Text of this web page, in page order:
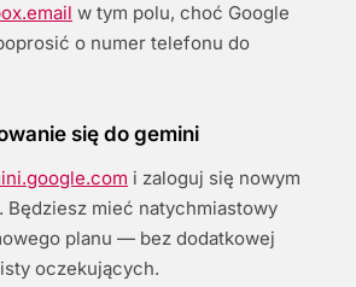
w tym polu, choć Google
o numer telefonu do
się do gemini
i zaloguj się nowym
Będziesz mieć natychmiastowy
planu — bez dodatkowej
oczekujących.